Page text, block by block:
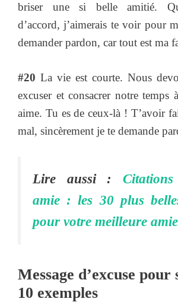
briser une si belle amitié.
d’accord, j’aimerais te voir pour
demander pardon, car tout est ma
#20 La vie est courte. Nous
excuser et consacrer notre temps
aime. Tu es de ceux-là ! T’avoir
mal, sincèrement je te demande
Lire aussi :
amie : les 30 plus
pour votre meilleure amie
Message d’excuse
10 exemples